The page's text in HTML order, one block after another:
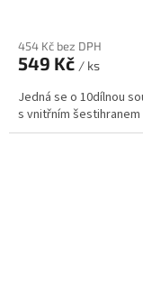
454 Kč bez DPH
549 Kč / ks
Jedná se o 10dílnou
s vnitřním